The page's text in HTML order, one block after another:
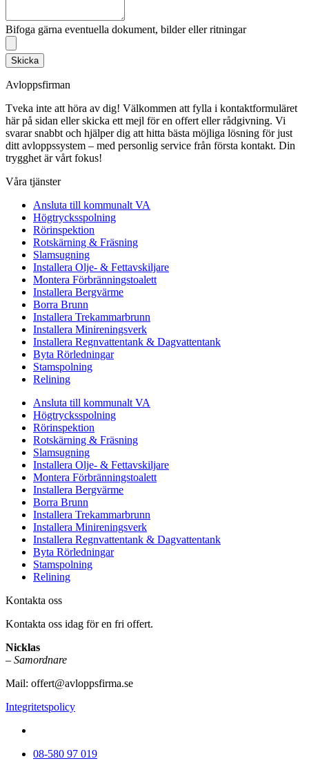
Bifoga gärna eventuella dokument, bilder eller ritningar
Skicka
Avloppsfirman
Tveka inte att höra av dig! Välkommen att fylla i kontaktformuläret
här på sidan eller skicka ett mejl för en offert eller rådgivning. Vi
svarar snabbt och hjälper dig att hitta bästa möjliga lösning för just
ditt avloppssystem – med personlig service från första kontakt. Din
trygghet är vårt fokus!
Våra tjänster
Ansluta till kommunalt VA
Högtrycksspolning
Rörinspektion
Rotskärning & Fräsning
Slamsugning
Installera Olje- & Fettavskiljare
Montera Förbränningstoalett
Installera Bergvärme
Borra Brunn
Installera Trekammarbrunn
Installera Minireningsverk
Installera Regnvattentank & Dagvattentank
Byta Rörledningar
Stamspolning
Relining
Ansluta till kommunalt VA
Högtrycksspolning
Rörinspektion
Rotskärning & Fräsning
Slamsugning
Installera Olje- & Fettavskiljare
Montera Förbränningstoalett
Installera Bergvärme
Borra Brunn
Installera Trekammarbrunn
Installera Minireningsverk
Installera Regnvattentank & Dagvattentank
Byta Rörledningar
Stamspolning
Relining
Kontakta oss
Kontakta oss idag för en fri offert.
Nicklas
– Samordnare
Mail: offert@avloppsfirma.se
Integritetspolicy
08-580 97 019